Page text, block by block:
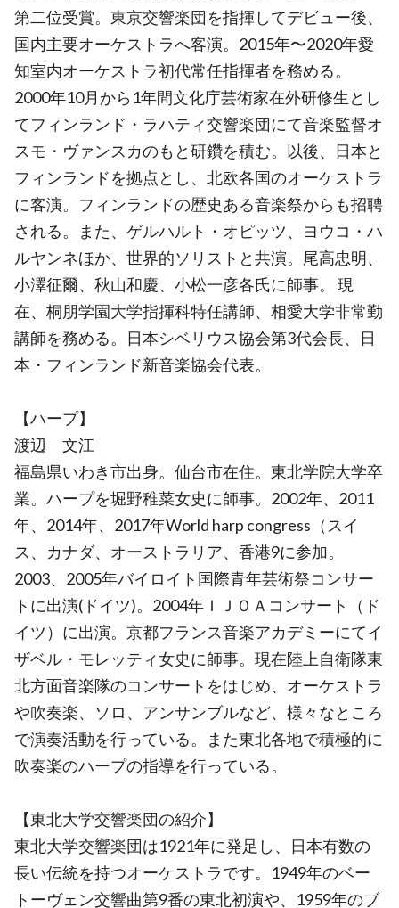
第二位受賞。東京交響楽団を指揮してデビュー後、
国内主要オーケストラへ客演。2015年〜2020年愛
知室内オーケストラ初代常任指揮者を務める。
2000年10月から1年間文化庁芸術家在外研修生とし
てフィンランド・ラハティ交響楽団にて音楽監督オ
スモ・ヴァンスカのもと研鑽を積む。以後、日本と
フィンランドを拠点とし、北欧各国のオーケストラ
に客演。フィンランドの歴史ある音楽祭からも招聘
される。また、ゲルハルト・オピッツ、ヨウコ・ハ
ルヤンネほか、世界的ソリストと共演。尾高忠明、
小澤征爾、秋山和慶、小松一彦各氏に師事。 現
在、桐朋学園大学指揮科特任講師、相愛大学非常勤
講師を務める。日本シベリウス協会第3代会長、日
本・フィンランド新音楽協会代表。
【ハープ】
渡辺 文江
福島県いわき市出身。仙台市在住。東北学院大学卒
業。ハープを堀野稚菜女史に師事。2002年、2011
年、2014年、2017年World harp congress（スイ
ス、カナダ、オーストラリア、香港9に参加。
2003、2005年バイロイト国際青年芸術祭コンサー
トに出演(ドイツ)。2004年ＩＪＯＡコンサート（ド
イツ）に出演。京都フランス音楽アカデミーにてイ
ザベル・モレッティ女史に師事。現在陸上自衛隊東
北方面音楽隊のコンサートをはじめ、オーケストラ
や吹奏楽、ソロ、アンサンブルなど、様々なところ
で演奏活動を行っている。また東北各地で積極的に
吹奏楽のハープの指導を行っている。
【東北大学交響楽団の紹介】
東北大学交響楽団は1921年に発足し、日本有数の
長い伝統を持つオーケストラです。1949年のベー
トーヴェン交響曲第9番の東北初演や、1959年のブ